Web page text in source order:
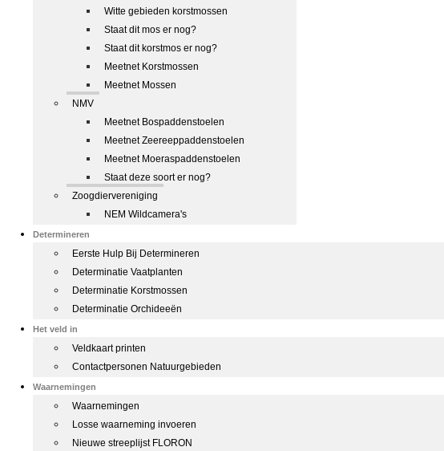
Witte gebieden korstmossen
Staat dit mos er nog?
Staat dit korstmos er nog?
Meetnet Korstmossen
Meetnet Mossen
NMV
Meetnet Bospaddenstoelen
Meetnet Zeereeppaddenstoelen
Meetnet Moeraspaddenstoelen
Staat deze soort er nog?
Zoogdiervereniging
NEM Wildcamera's
Determineren
Eerste Hulp Bij Determineren
Determinatie Vaatplanten
Determinatie Korstmossen
Determinatie Orchideeën
Het veld in
Veldkaart printen
Contactpersonen Natuurgebieden
Waarnemingen
Waarnemingen
Losse waarneming invoeren
Nieuwe streeplijst FLORON